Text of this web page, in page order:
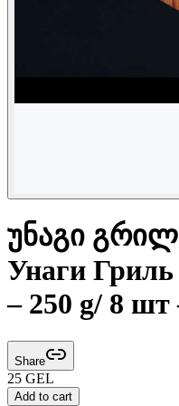
უნაგი
Унаги Гриль
– 250 g/ 8 шт
Share
25 GEL
Add to cart